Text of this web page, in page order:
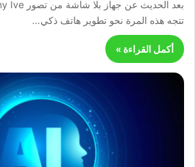
تتجه هذه المرة نحو تطوير هاتف ذكي…
أكمل القراءة »